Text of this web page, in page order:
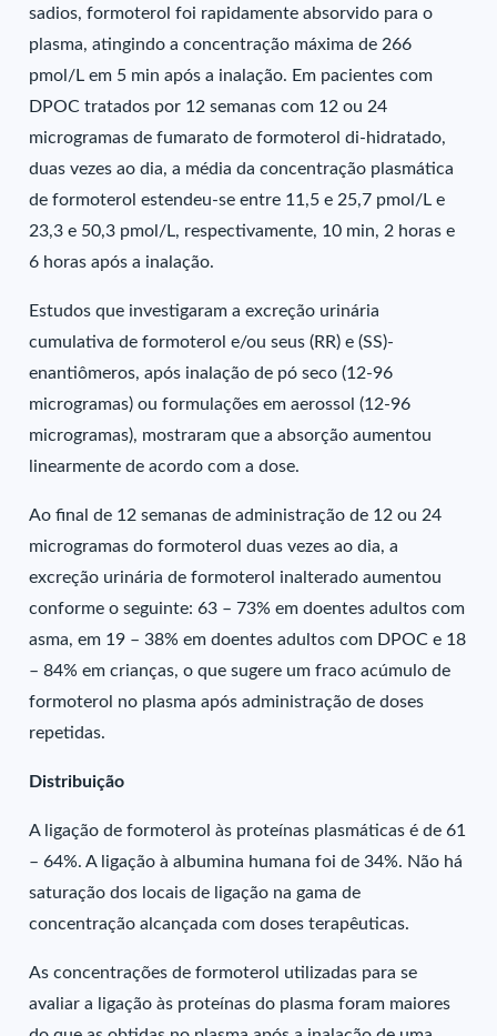
sadios, formoterol foi rapidamente absorvido para o
plasma, atingindo a concentração máxima de 266
pmol/L em 5 min após a inalação. Em pacientes com
DPOC tratados por 12 semanas com 12 ou 24
microgramas de fumarato de formoterol di-hidratado,
duas vezes ao dia, a média da concentração plasmática
de formoterol estendeu-se entre 11,5 e 25,7 pmol/L e
23,3 e 50,3 pmol/L, respectivamente, 10 min, 2 horas e
6 horas após a inalação.
Estudos que investigaram a excreção urinária
cumulativa de formoterol e/ou seus (RR) e (SS)-
enantiômeros, após inalação de pó seco (12-96
microgramas) ou formulações em aerossol (12-96
microgramas), mostraram que a absorção aumentou
linearmente de acordo com a dose.
Ao final de 12 semanas de administração de 12 ou 24
microgramas do formoterol duas vezes ao dia, a
excreção urinária de formoterol inalterado aumentou
conforme o seguinte: 63 – 73% em doentes adultos com
asma, em 19 – 38% em doentes adultos com DPOC e 18
– 84% em crianças, o que sugere um fraco acúmulo de
formoterol no plasma após administração de doses
repetidas.
Distribuição
A ligação de formoterol às proteínas plasmáticas é de 61
– 64%. A ligação à albumina humana foi de 34%. Não há
saturação dos locais de ligação na gama de
concentração alcançada com doses terapêuticas.
As concentrações de formoterol utilizadas para se
avaliar a ligação às proteínas do plasma foram maiores